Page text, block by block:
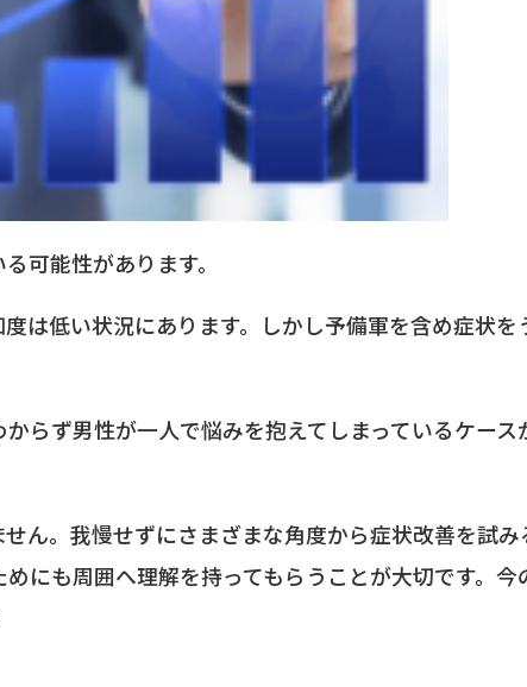
可能性があります。
は低い状況にあります。しかし予備軍を含め症状
らず男性が一人で悩みを抱えてしまっているケー
ん。我慢せずにさまざまな角度から症状改善を試
にも周囲へ理解を持ってもらうことが大切です。